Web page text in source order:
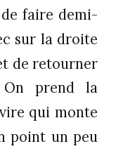
faire demi-
sur la droite
de retourner
On prend la
qui monte
point un peu